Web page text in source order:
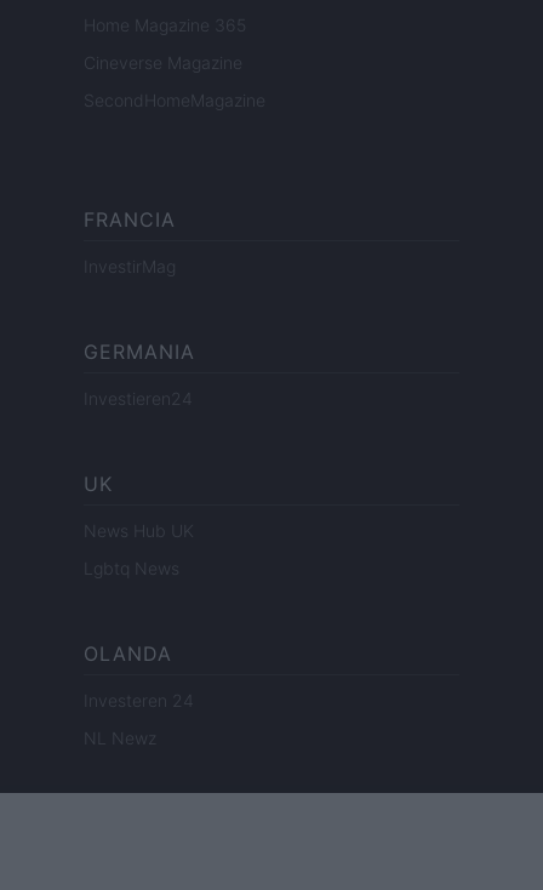
Home Magazine 365
Cineverse Magazine
SecondHomeMagazine
FRANCIA
InvestirMag
GERMANIA
Investieren24
UK
News Hub UK
Lgbtq News
OLANDA
Investeren 24
NL Newz